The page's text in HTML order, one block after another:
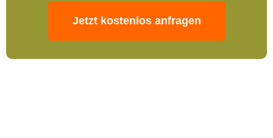
Jetzt kostenlos anfragen